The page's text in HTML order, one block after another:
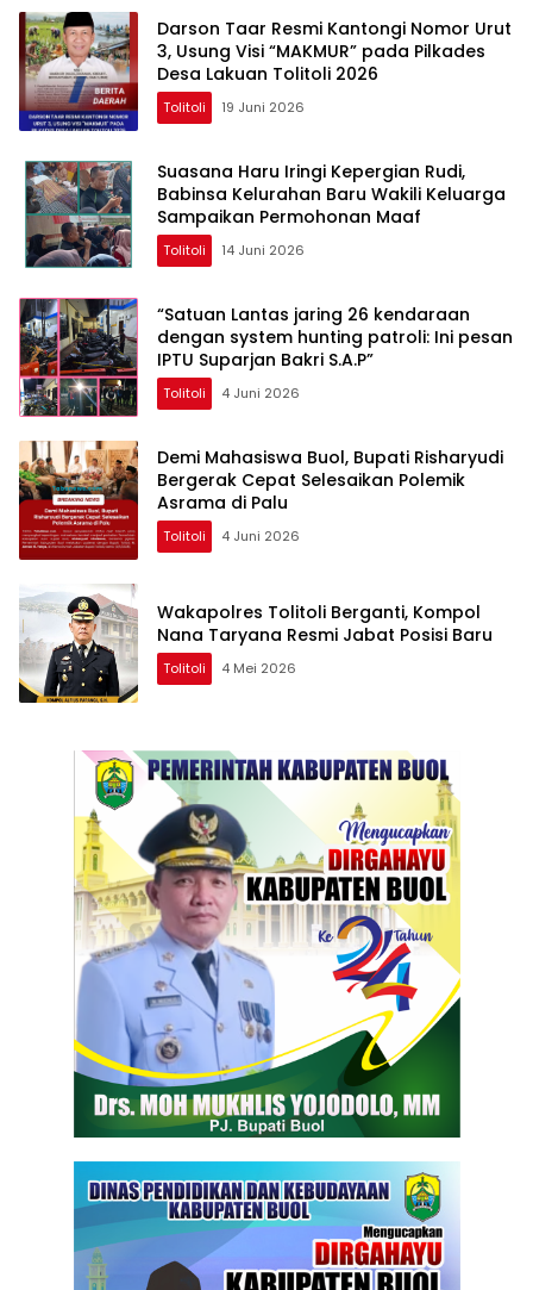
Darson Taar Resmi Kantongi Nomor Urut
3, Usung Visi “MAKMUR” pada Pilkades
Desa Lakuan Tolitoli 2026
Tolitoli 19 Juni 2026
Suasana Haru Iringi Kepergian Rudi,
Babinsa Kelurahan Baru Wakili Keluarga
Sampaikan Permohonan Maaf
Tolitoli 14 Juni 2026
“Satuan Lantas jaring 26 kendaraan
dengan system hunting patroli: Ini pesan
IPTU Suparjan Bakri S.A.P”
Tolitoli 4 Juni 2026
Demi Mahasiswa Buol, Bupati Risharyudi
Bergerak Cepat Selesaikan Polemik
Asrama di Palu
Tolitoli 4 Juni 2026
Wakapolres Tolitoli Berganti, Kompol
Nana Taryana Resmi Jabat Posisi Baru
Tolitoli 4 Mei 2026